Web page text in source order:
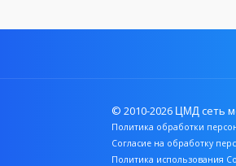
© 2010-2026 ЦМД сеть
Политика обработки
Согласие на обработку
Политика использования